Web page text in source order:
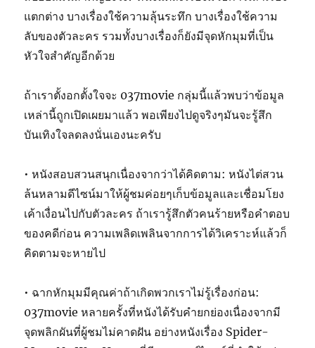
แตกต่าง บางเรื่องใช้ความลุ้นระทึก บางเรื่องใช้ความ
ลับของตัวละคร รวมทั้งบางเรื่องก็ยังมีจุดหักมุมที่เป็น
หัวใจสำคัญอีกด้วย
ถ้าเราตั้งอกตั้งใจจะ 037movie กลุ่มนี้แล้วพบว่าข้อมูล
เหล่านี้ถูกเปิดเผยมาแล้ว พอเพียงไปดูจริงๆมันจะรู้สึก
บันเทิงใจลดลงนั่นเองนะครับ
• หนังสอบสวนสนุกเนื่องจากว่าได้คิดตาม: หนังไต่สวน
ล้นหลามดีไซน์มาให้ผู้ชมค่อยๆเก็บข้อมูลและเชื่อมโยง
เค้าเงื่อนไปกับตัวละคร ถ้าเรารู้สึกตัวคนร้ายหรือคำตอบ
ของคดีก่อน ความเพลิดเพลินจากการได้วิเคราะห์แล้วก็
คิดตามจะหายไป
• ฉากหักมุมมีคุณค่าถ้าเกิดพวกเราไม่รู้เรื่องก่อน:
037movie หลายครั้งที่หนังได้รับคำยกย่องเนื่องจากมี
จุดพลิกผันที่ผู้ชมไม่คาดฝัน อย่างหนังเรื่อง Spider-